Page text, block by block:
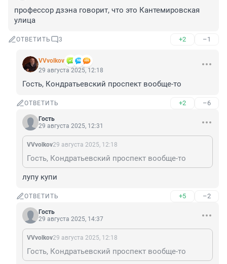
профессор дзэна говорит, что это Кантемировская
улица
ОТВЕТИТЬ 3 +2 –1
VVvolkov
29 августа 2025, 12:18
Гость, Кондратьевский проспект вообще-то
ОТВЕТИТЬ +2 –6
Гость
29 августа 2025, 12:31
VVvolkov29 августа 2025, 12:18
Гость, Кондратьевский проспект вообще-то
лупу купи
ОТВЕТИТЬ +5 –2
Гость
29 августа 2025, 14:37
VVvolkov29 августа 2025, 12:18
Гость, Кондратьевский проспект вообще-то